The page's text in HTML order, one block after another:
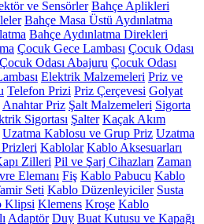
ve Sensörler Bahçe Aplikleri
Bahçe Masa Üstü Aydınlatma
Bahçe Aydınlatma Direkleri
Çocuk Gece Lambası Çocuk Odası
Çocuk Odası Abajuru Çocuk Odası
Elektrik Malzemeleri Priz ve
Telefon Prizi Priz Çerçevesi Golyat
Anahtar Priz Şalt Malzemeleri Sigorta
Sigortası Şalter Kaçak Akım
Uzatma Kablosu ve Grup Priz Uzatma
Kablolar Kablo Aksesuarları
Zilleri Pil ve Şarj Cihazları Zaman
Elemanı Fiş Kablo Pabucu Kablo
Seti Kablo Düzenleyiciler Susta
Klipsi Klemens Kroşe Kablo
Adaptör Duy Buat Kutusu ve Kapağı